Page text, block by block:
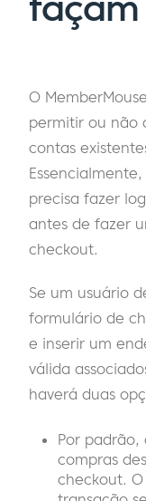
O
permitir ou não
contas
precisa fazer
antes de fazer
checkout.
Se um usuário
formulário de
e inserir um
válida
haverá duas
Por padrão,
compras
checkout.